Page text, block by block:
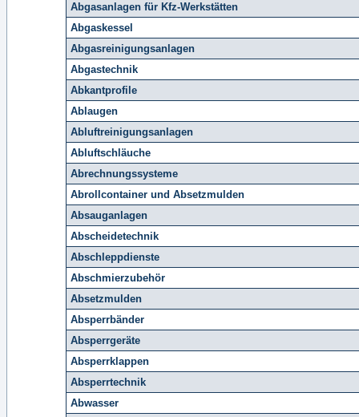
Abgasanlagen für Kfz-Werkstätten
Abgaskessel
Abgasreinigungsanlagen
Abgastechnik
Abkantprofile
Ablaugen
Abluftreinigungsanlagen
Abluftschläuche
Abrechnungssysteme
Abrollcontainer und Absetzmulden
Absauganlagen
Abscheidetechnik
Abschleppdienste
Abschmierzubehör
Absetzmulden
Absperrbänder
Absperrgeräte
Absperrklappen
Absperrtechnik
Abwasser